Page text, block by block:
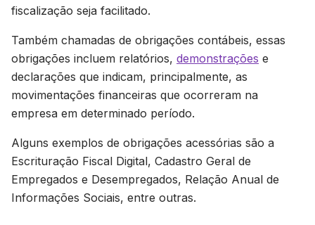
fiscalização seja facilitado.
Também chamadas de obrigações contábeis, essas
obrigações incluem relatórios, demonstrações e
declarações que indicam, principalmente, as
movimentações financeiras que ocorreram na
empresa em determinado período.
Alguns exemplos de obrigações acessórias são a
Escrituração Fiscal Digital, Cadastro Geral de
Empregados e Desempregados, Relação Anual de
Informações Sociais, entre outras.